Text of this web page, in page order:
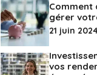
Comment
gérer
21 juin
vos